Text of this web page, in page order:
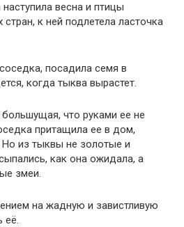
весна и птицы
стран, к ней подлетела ласточка
посадила семя в
когда тыква вырастет.
что руками ее не
притащила ее в дом,
Но из тыквы не золотые и
как она ожидала, а
змеи.
на жадную и завистливую
её.